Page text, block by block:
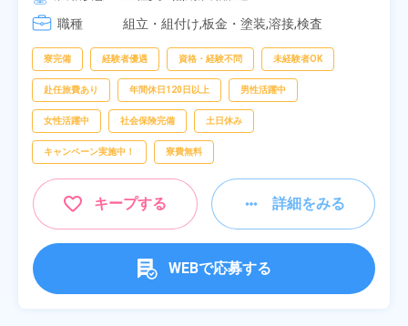
[3] 16:30～01:10
[4] 08:00～16:40
職種
組立・組付け,板金・塗装,溶接,検査
寮完備 経験者優遇 資格・経験不問 未経験者OK
赴任旅費あり 年間休日120日以上 男性活躍中
女性活躍中 社会保険完備 土日休み
キャンペーン実施中！ 寮費無料
キープする 詳細をみる
WEBで応募する